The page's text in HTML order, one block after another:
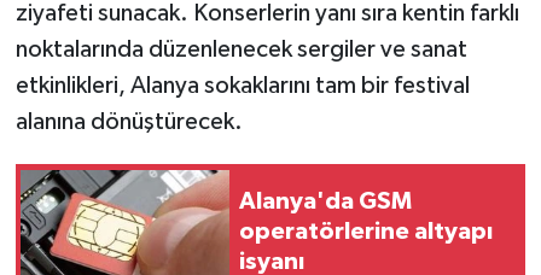
ziyafeti sunacak. Konserlerin yanı sıra kentin farklı
noktalarında düzenlenecek sergiler ve sanat
etkinlikleri, Alanya sokaklarını tam bir festival
alanına dönüştürecek.
Alanya'da GSM
operatörlerine altyapı
isyanı